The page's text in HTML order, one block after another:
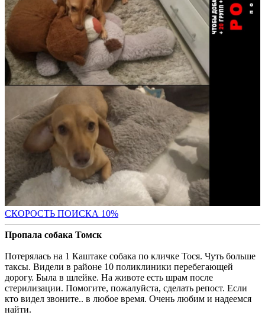
СКОРОСТЬ ПОИСКА 10%
Пропала собака Томск
Потерялась на 1 Каштаке собака по кличке Тося. Чуть больше
таксы. Видели в районе 10 поликлиники перебегающей
дорогу. Была в шлейке. На животе есть шрам после
стерилизации. Помогите, пожалуйста, сделать репост. Если
кто видел звоните.. в любое время. Очень любим и надеемся
найти.